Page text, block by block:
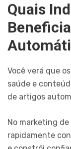
Quais
Você verá que
saúde e
de artigos
No marketing
rapidamente